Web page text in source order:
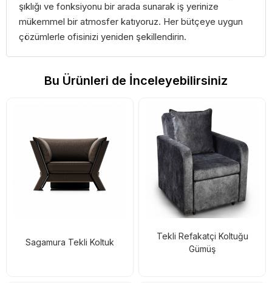
şıklığı ve fonksiyonu bir arada sunarak iş yerinize
mükemmel bir atmosfer katıyoruz. Her bütçeye uygun
çözümlerle ofisinizi yeniden şekillendirin.
Bu Ürünleri de İnceleyebilirsiniz
Sagamura Tekli Koltuk
Tekli Refakatçi Koltuğu
Gümüş